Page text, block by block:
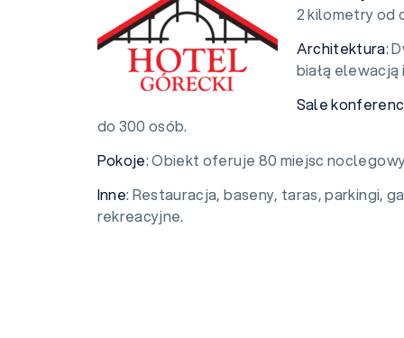
2 kilometry od
Architektura:
białą elewacją
Sale
do 300 osób.
Pokoje: Obiekt oferuje 80 miejsc
Inne: Restauracja, baseny, taras, parkingi,
rekreacyjne.